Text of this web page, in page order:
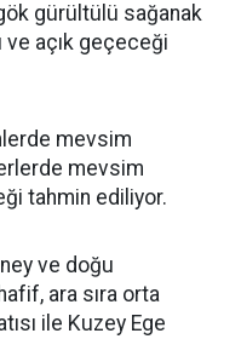
gürültülü sağanak
ve açık geçeceği
mevsim
mevsim
tahmin ediliyor.
ve doğu
ara sıra orta
ile Kuzey Ege